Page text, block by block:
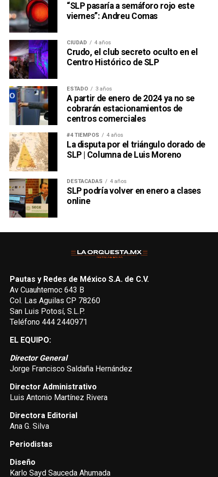
“SLP pasaría a semáforo rojo este
viernes”: Andreu Comas
CIUDAD 4 años
Crudo, el club secreto oculto en el
Centro Histórico de SLP
ESTADO 3 años
A partir de enero de 2024 ya no se
cobrarán estacionamientos de
centros comerciales
#4 TIEMPOS 4 años
La disputa por el triángulo dorado de
SLP | Columna de Luis Moreno
DESTACADAS 4 años
SLP podría volver en enero a clases
online
Pautas y Redes de México S.A. de C.V.
Av Cuauhtemoc 643 B
Col. Las Aguilas CP 78260
San Luis Potosí, S.L.P.
Teléfono 444 2440971
EL EQUIPO:
Director General
Jorge Francisco Saldaña Hernández
Director Administrativo
Luis Antonio Martínez Rivera
Directora Editorial
Ana G. Silva
Periodistas
Diseño
Karlo Sayd Sauceda Ahumada